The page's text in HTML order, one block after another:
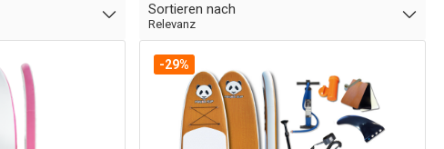
Sortieren nach
Relevanz
-29%